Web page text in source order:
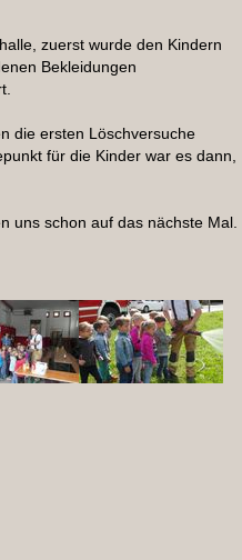
zuerst wurde den Kindern
Bekleidungen
die ersten Löschversuche
für die Kinder war es dann,
uns schon auf das nächste Mal.